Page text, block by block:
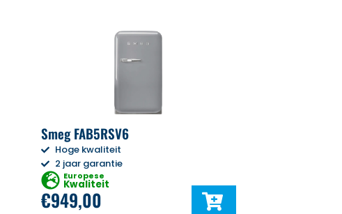
Smeg FAB5RSV6
Hoge kwaliteit
2 jaar garantie
Europese
Kwaliteit
€949,00